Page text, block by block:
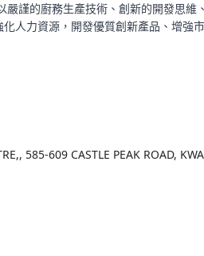
謹的廚務生產技術、創新的開發思維
人力資源，開發優質創新產品、增強
現代化中央生產廠房，設備妥善齊全
以防生、熟食物交叉感染。中央廠
585-609 CASTLE PEAK ROAD,